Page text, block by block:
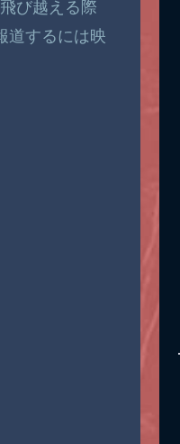
び越える際
道するには映